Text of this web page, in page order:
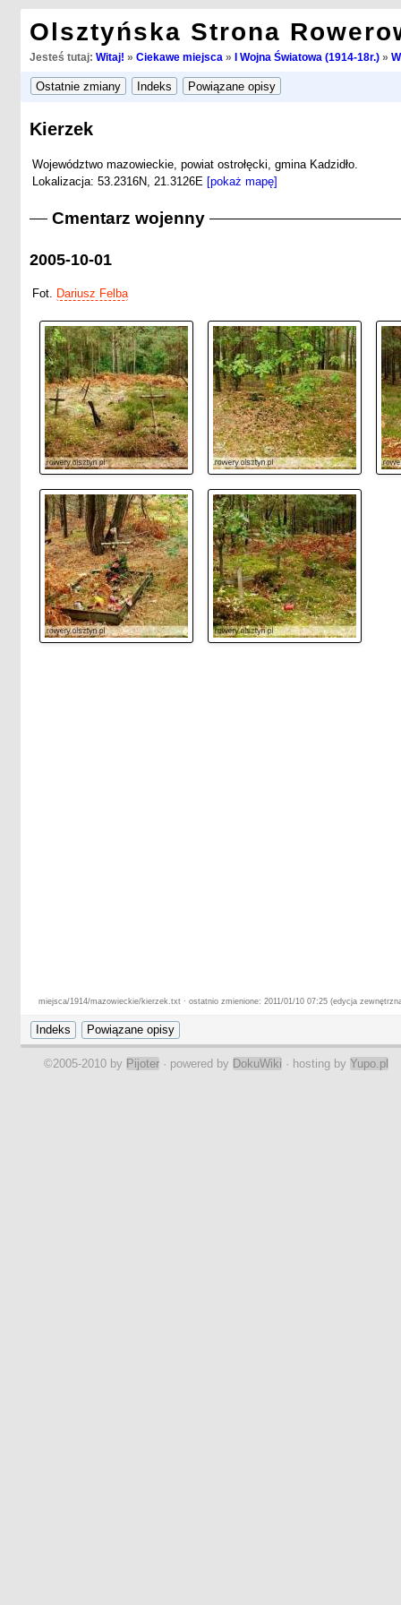
Olsztyńska Strona
Jesteś tutaj: Witaj! » Ciekawe miejsca » I Wojna Światowa (1914-18r.)»
Kierzek
Województwo mazowieckie, powiat ostrołęcki, gmina Kadzidło.
Lokalizacja: 53.2316N, 21.3126E [pokaż mapę]
Cmentarz wojenny
2005-10-01
Fot. Dariusz Felba
miejsca/1914/mazowieckie/kierzek.txt · ostatnio zmienione: 2011/01/10 07:25 (edycja
©2005-2010 by Pijoter · powered by DokuWiki · hosting by Yupo.pl